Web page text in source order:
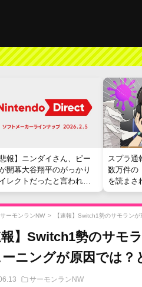
悲報】ニンダイさん、ピー
開幕大谷翔平のがっかり
レクトだったと言われて
う
スプラ通
数万件の
を読まさ
サーモンランNW > 【速報】Switch1勢のサモラン
報】Switch1勢のサモ
ニングが原因では？
サーモンランNW